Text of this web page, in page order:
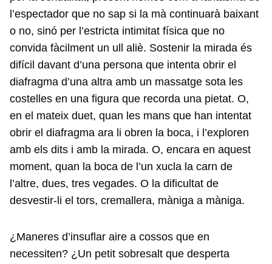
l’espectador que no sap si la mà continuarà baixant
o no, sinó per l’estricta intimitat física que no
convida fàcilment un ull aliè. Sostenir la mirada és
difícil davant d’una persona que intenta obrir el
diafragma d’una altra amb un massatge sota les
costelles en una figura que recorda una pietat. O,
en el mateix duet, quan les mans que han intentat
obrir el diafragma ara li obren la boca, i l’exploren
amb els dits i amb la mirada. O, encara en aquest
moment, quan la boca de l’un xucla la carn de
l’altre, dues, tres vegades. O la dificultat de
desvestir-li el tors, cremallera, màniga a màniga.
¿Maneres d’insuflar aire a cossos que en
necessiten? ¿Un petit sobresalt que desperta